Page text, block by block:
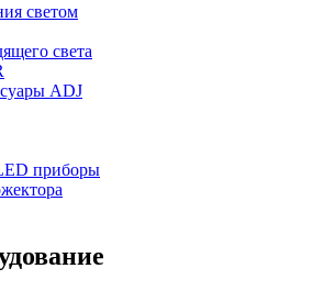
светом
света
ADJ
приборы